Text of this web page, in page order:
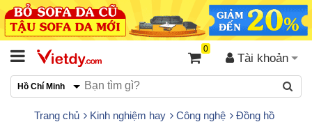
Tài khoản
0
Hồ Chí Minh
Trang chủ Kinh nghiệm hay Công nghệ Đồng hồ